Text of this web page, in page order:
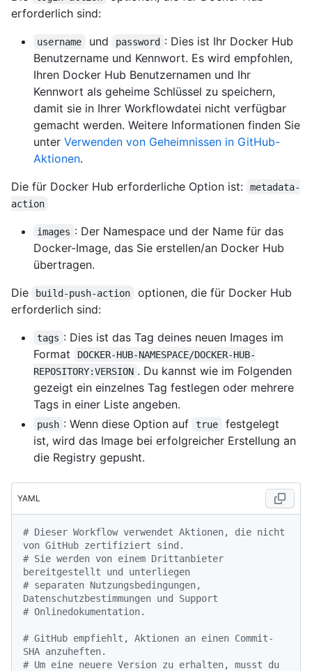
erforderlich sind:
username und password : Dies ist Ihr Docker Hub
Benutzername und Kennwort. Es wird empfohlen,
Ihren Docker Hub Benutzernamen und Ihr
Kennwort als geheime Schlüssel zu speichern,
damit sie in Ihrer Workflowdatei nicht verfügbar
gemacht werden. Weitere Informationen finden Sie
unter Verwenden von Geheimnissen in GitHub-
Aktionen.
Die für Docker Hub erforderliche Option ist:
metadata-
action
images : Der Namespace und der Name für das
Docker-Image, das Sie erstellen/an Docker Hub
übertragen.
Die
build-push-action
optionen, die für Docker Hub
erforderlich sind:
tags : Dies ist das Tag deines neuen Images im
Format
DOCKER-HUB-NAMESPACE/DOCKER-HUB-
REPOSITORY:VERSION . Du kannst wie im Folgenden
gezeigt ein einzelnes Tag festlegen oder mehrere
Tags in einer Liste angeben.
push : Wenn diese Option auf true
festgelegt
ist, wird das Image bei erfolgreicher Erstellung an
die Registry gepusht.
YAML
# Dieser Workflow verwendet Aktionen, die nicht
von GitHub zertifiziert sind.
# Sie werden von einem Drittanbieter
bereitgestellt und unterliegen
# separaten Nutzungsbedingungen,
Datenschutzbestimmungen und Support
# Onlinedokumentation.
# GitHub empfiehlt, Aktionen an einen Commit-
SHA anzuheften.
# Um eine neuere Version zu erhalten, musst du